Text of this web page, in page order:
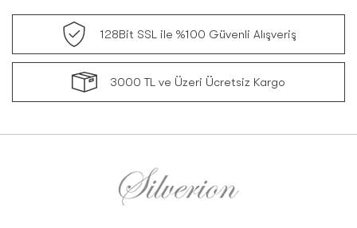
128Bit SSL ile %100 Güvenli Alışveriş
3000 TL ve Üzeri Ücretsiz Kargo